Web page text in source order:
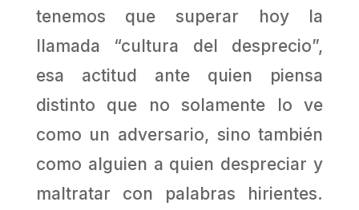
tenemos que superar hoy la
llamada “cultura del desprecio”,
esa actitud ante quien piensa
distinto que no solamente lo ve
como un adversario, sino también
como alguien a quien despreciar y
maltratar con palabras hirientes.